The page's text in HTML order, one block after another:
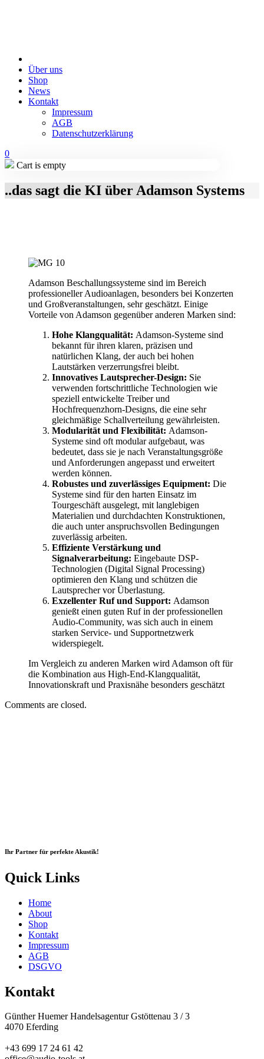
Über uns
Shop
News
Kontakt
Impressum
AGB
Datenschutzerklärung
0
Cart is empty
..das sagt die KI über Adamson Systems
Adamson Beschallungssysteme sind im Bereich
professioneller Audioanlagen, besonders bei Konzerten
und Großveranstaltungen, sehr geschätzt. Einige
Vorteile von Adamson gegenüber anderen Marken sind:
Hohe Klangqualität: Adamson-Systeme sind
bekannt für ihren klaren, präzisen und
natürlichen Klang, der auch bei hohen
Lautstärken verzerrungsfrei bleibt.
Innovatives Lautsprecher-Design: Sie
verwenden fortschrittliche Technologien wie
speziell entwickelte Treiber und
Hochfrequenzhorn-Designs, die eine sehr
gleichmäßige Schallverteilung gewährleisten.
Modularität und Flexibilität: Adamson-
Systeme sind oft modular aufgebaut, was
bedeutet, dass sie je nach Veranstaltungsgröße
und Anforderungen angepasst und erweitert
werden können.
Robustes und zuverlässiges Equipment: Die
Systeme sind für den harten Einsatz im
Tourgeschäft ausgelegt, mit langlebigen
Materialien und durchdachten Konstruktionen,
die auch unter anspruchsvollen Bedingungen
zuverlässig arbeiten.
Effiziente Verstärkung und
Signalverarbeitung: Eingebaute DSP-
Technologien (Digital Signal Processing)
optimieren den Klang und schützen die
Lautsprecher vor Überlastung.
Exzellenter Ruf und Support: Adamson
genießt einen guten Ruf in der professionellen
Audio-Community, was sich auch in einem
starken Service- und Supportnetzwerk
widerspiegelt.
Im Vergleich zu anderen Marken wird Adamson oft für
die Kombination aus High-End-Klangqualität,
Innovationskraft und Praxisnähe besonders geschätzt
Comments are closed.
Ihr Partner für perfekte Akustik!
Quick Links
Home
About
Shop
Kontakt
Impressum
AGB
DSGVO
Kontakt
Günther Huemer Handelsagentur Gstöttenau 3 / 3
4070 Eferding
+43 699 17 24 61 42